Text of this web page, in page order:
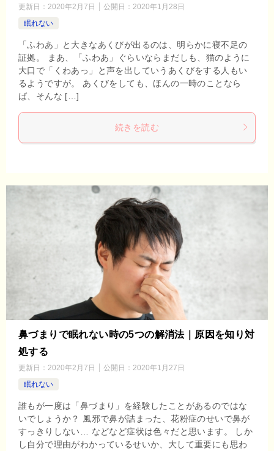
更新日： 2020年2月7日 公開日： 2020年1月28日
眠れない
「ふわあ」と大きなあくびが出るのは、明らかに寝不足の
証拠。 まあ、「ふわあ」ぐらいならまだしも、猫のように
大口で「くわあっ」と声を出していうあくびをする人もい
るようですが。 あくびをしても、ほんの一時のことなら
ば、そんな […]
続きを読む
鼻づまりで眠れない時の5つの解消法｜原因を知り対
処する
更新日： 2020年2月7日 公開日： 2020年1月27日
眠れない
誰もが一度は「鼻づまり」を経験したことがあるのではな
いでしょうか？ 風邪で鼻が詰まった、花粉症のせいで鼻が
すっきりしない… などなど症状は色々だと思います。 しか
し自分で理由がわかっているせいか、大して重要にも思わ